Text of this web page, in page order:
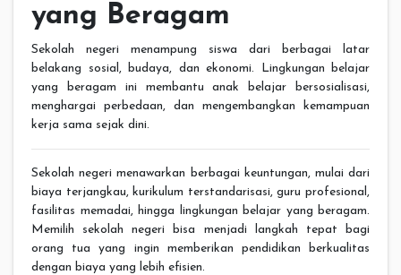
yang Beragam
Sekolah negeri menampung siswa dari berbagai latar
belakang sosial, budaya, dan ekonomi. Lingkungan belajar
yang beragam ini membantu anak belajar bersosialisasi,
menghargai perbedaan, dan mengembangkan kemampuan
kerja sama sejak dini.
Sekolah negeri menawarkan berbagai keuntungan, mulai dari
biaya terjangkau, kurikulum terstandarisasi, guru profesional,
fasilitas memadai, hingga lingkungan belajar yang beragam.
Memilih sekolah negeri bisa menjadi langkah tepat bagi
orang tua yang ingin memberikan pendidikan berkualitas
dengan biaya yang lebih efisien.